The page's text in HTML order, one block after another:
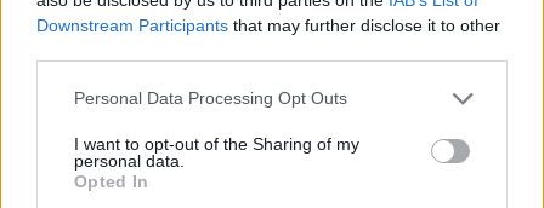
Downstream Participants that may further disclose it to other
Please note that this website/app uses one or more Google
not limited to your visit or usage behaviour. You may click to
grant or deny consent to Google and its third-party tags to
use your data for below specified purposes in below Google
Personal Data Processing Opt Outs
I want to opt-out of the Sharing of my
personal data.
Opted In